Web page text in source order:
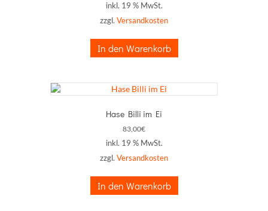
inkl. 19 % MwSt.
zzgl. Versandkosten
In den Warenkorb
Hase Billi im Ei
83,00€
inkl. 19 % MwSt.
zzgl. Versandkosten
In den Warenkorb